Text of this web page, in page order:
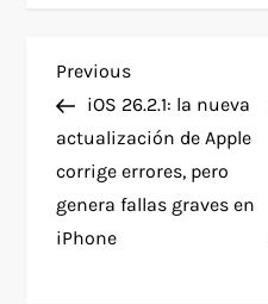
P
o
s
t
Previous
Post
Previous
iOS 26.2.1: la nueva
actualización de Apple
corrige errores, pero
genera fallas graves en
iPhone